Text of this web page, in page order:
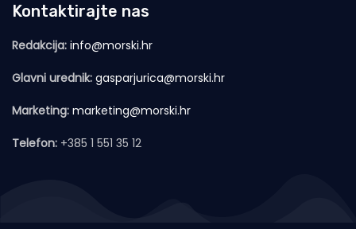
Kontaktirajte nas
Redakcija: info@morski.hr
Glavni urednik: gasparjurica@morski.hr
Marketing: marketing@morski.hr
Telefon: +385 1 551 35 12